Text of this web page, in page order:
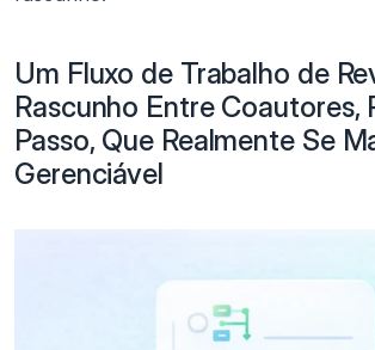
Um Fluxo de Trabalho de
Rascunho Entre Coautores,
Passo, Que Realmente Se
Gerenciável